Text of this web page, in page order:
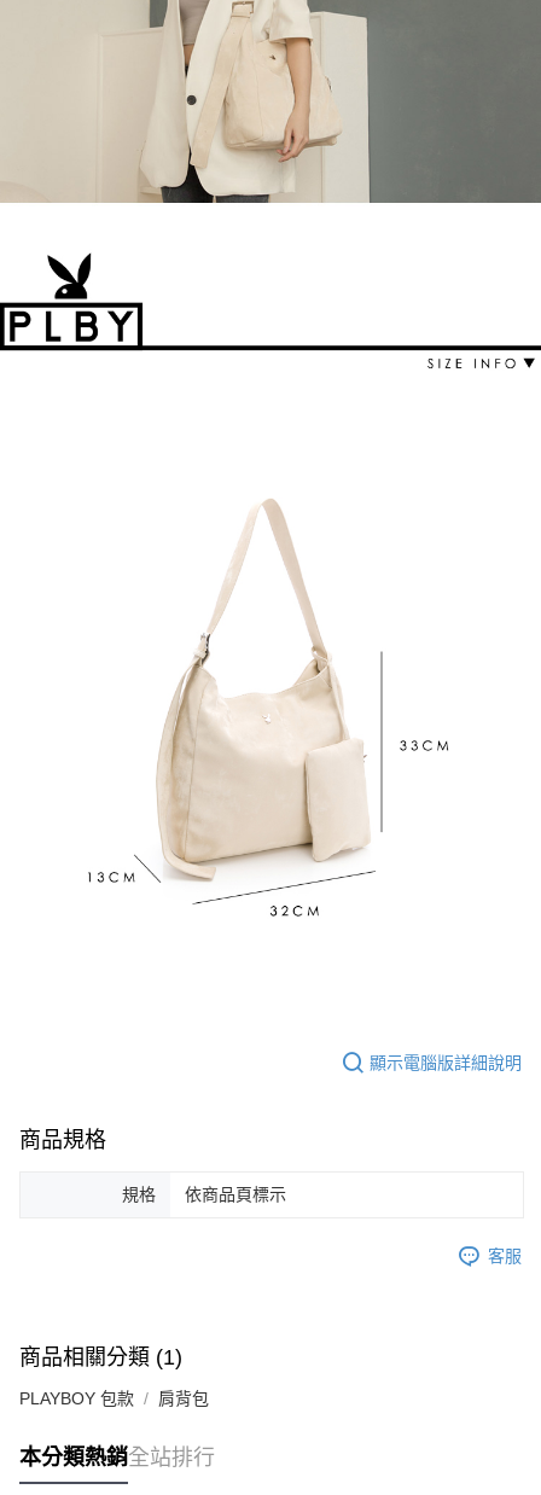
顯示電腦版詳細說明
商品規格
規格 依商品頁標示
客服
商品相關分類 (1)
PLAYBOY 包款 肩背包
本分類熱銷全站排行